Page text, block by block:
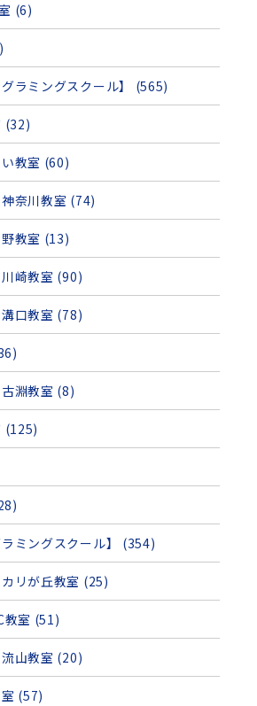
(6)
グラミングスクール】 (565)
(32)
教室 (60)
奈川教室 (74)
教室 (13)
崎教室 (90)
口教室 (78)
淵教室 (8)
(125)
ラミングスクール】 (354)
リが丘教室 (25)
教室 (51)
山教室 (20)
(57)